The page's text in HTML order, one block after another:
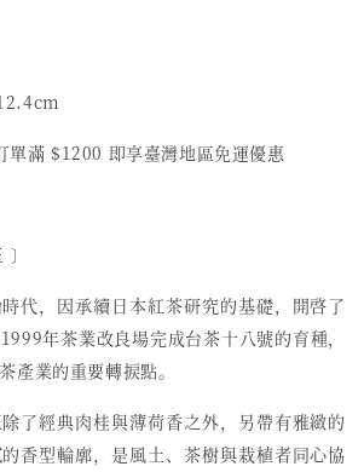
單滿 $1200 即享臺灣地區免運優惠
代，因承續日本紅茶研究的基礎，開啓了
年茶業改良場完成台茶十八號的育種，
產業的重要轉捩點。
除了經典肉桂與薄荷香之外，另帶有雅緻的
香型輪廓，是風土、茶樹與栽植者同心協